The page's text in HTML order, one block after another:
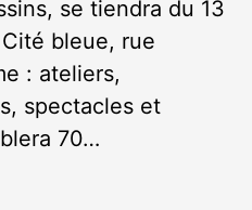
se tiendra du 13
bleue, rue
: ateliers,
spectacles et
70…